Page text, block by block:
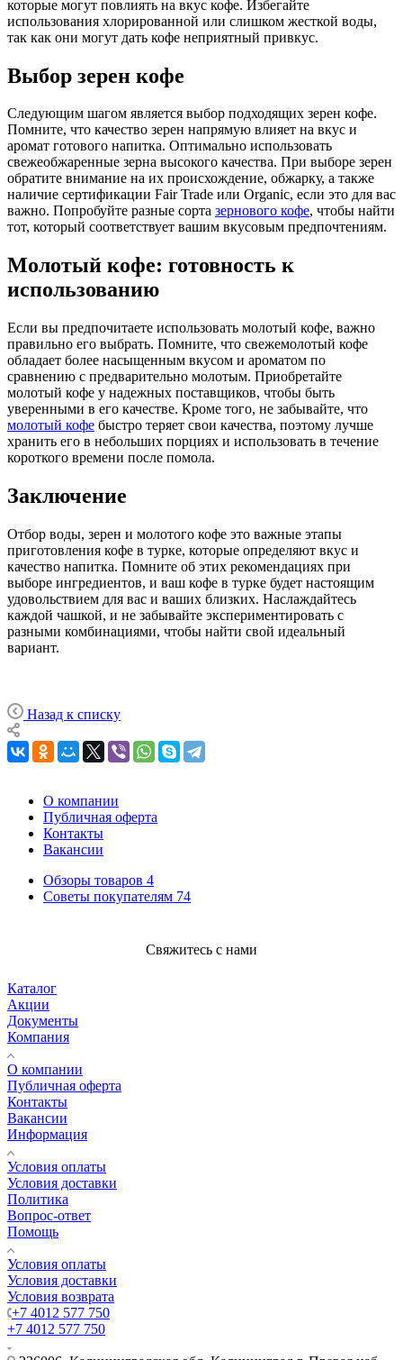
которые могут повлиять на вкус кофе. Избегайте
использования хлорированной или слишком жесткой воды,
так как они могут дать кофе неприятный привкус.
Выбор зерен кофе
Следующим шагом является выбор подходящих зерен кофе.
Помните, что качество зерен напрямую влияет на вкус и
аромат готового напитка. Оптимально использовать
свежеобжаренные зерна высокого качества. При выборе зерен
обратите внимание на их происхождение, обжарку, а также
наличие сертификации Fair Trade или Organic, если это для вас
важно. Попробуйте разные сорта зернового кофе, чтобы найти
тот, который соответствует вашим вкусовым предпочтениям.
Молотый кофе: готовность к
использованию
Если вы предпочитаете использовать молотый кофе, важно
правильно его выбрать. Помните, что свежемолотый кофе
обладает более насыщенным вкусом и ароматом по
сравнению с предварительно молотым. Приобретайте
молотый кофе у надежных поставщиков, чтобы быть
уверенными в его качестве. Кроме того, не забывайте, что
молотый кофе быстро теряет свои качества, поэтому лучше
хранить его в небольших порциях и использовать в течение
короткого времени после помола.
Заключение
Отбор воды, зерен и молотого кофе это важные этапы
приготовления кофе в турке, которые определяют вкус и
качество напитка. Помните об этих рекомендациях при
выборе ингредиентов, и ваш кофе в турке будет настоящим
удовольствием для вас и ваших близких. Наслаждайтесь
каждой чашкой, и не забывайте экспериментировать с
разными комбинациями, чтобы найти свой идеальный
вариант.
Назад к списку
О компании
Публичная оферта
Контакты
Вакансии
Обзоры товаров 4
Советы покупателям 74
Свяжитесь с нами
Каталог
Акции
Документы
Компания
О компании
Публичная оферта
Контакты
Вакансии
Информация
Условия оплаты
Условия доставки
Политика
Вопрос-ответ
Помощь
Условия оплаты
Условия доставки
Условия возврата
+7 4012 577 750
+7 4012 577 750